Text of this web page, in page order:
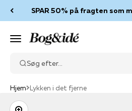
SPAR 50% på fragten som
Menu Bog & idé
Søg efter...
Hjem Lykken i det fjerne
Zoom